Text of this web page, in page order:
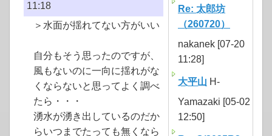
11:18
＞水面が揺れてない方がいい
自分もそう思ったのですが、
風もないのに一向に揺れがな
くならないと思ってよく調べ
たら・・・
湧水が湧き出しているのだか
らいつまでたっても無くなら
Re: 太郎坊
（260720）
nakanek [07-20
11:28]
大平山 H-
Yamazaki [05-02
12:50]